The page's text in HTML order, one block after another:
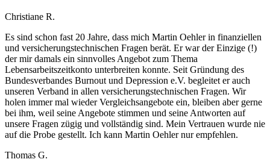
Christiane R.
Es sind schon fast 20 Jahre, dass mich Martin Oehler in finanziellen
und versicherungstechnischen Fragen berät. Er war der Einzige (!)
der mir damals ein sinnvolles Angebot zum Thema
Lebensarbeitszeitkonto unterbreiten konnte. Seit Gründung des
Bundesverbandes Burnout und Depression e.V. begleitet er auch
unseren Verband in allen versicherungstechnischen Fragen. Wir
holen immer mal wieder Vergleichsangebote ein, bleiben aber gerne
bei ihm, weil seine Angebote stimmen und seine Antworten auf
unsere Fragen zügig und vollständig sind. Mein Vertrauen wurde nie
auf die Probe gestellt. Ich kann Martin Oehler nur empfehlen.
Thomas G.